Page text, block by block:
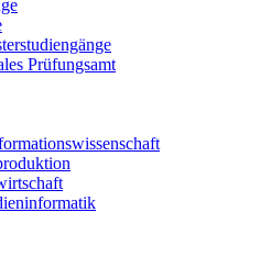
Prüfungsamt